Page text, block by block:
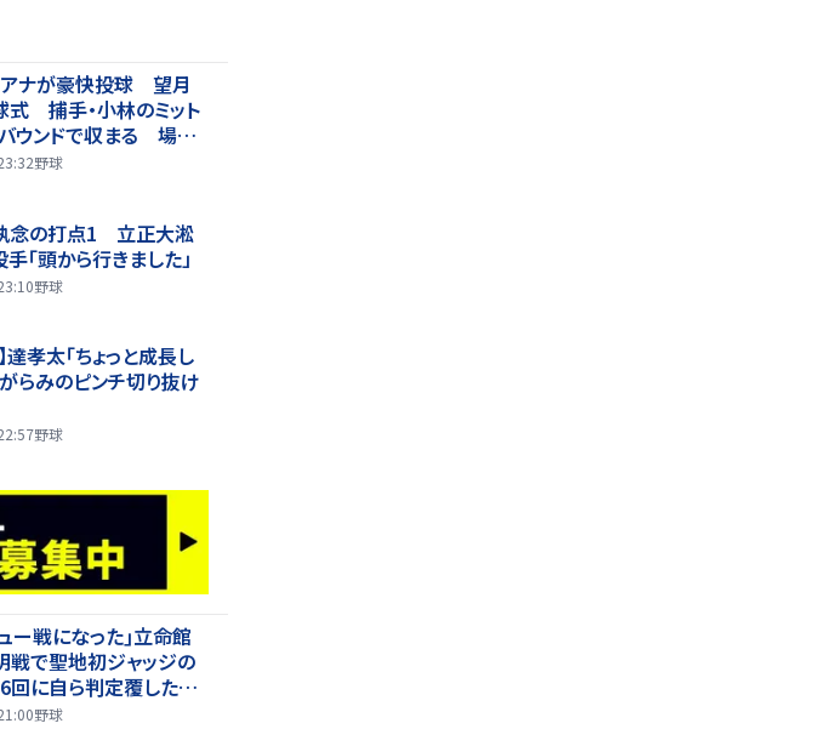
アナが豪快投球 望月
捕手・小林のミット
ウンドで収まる 場内
野球
念の打点1 立正大淞
「頭から行きました」
野球
達孝太「ちょっと成長し
らみのピンチ切り抜け
野球
ー戦になった｣立命館
戦で聖地初ジャッジの
回に自ら判定覆したプ
26年夏甲子園】
野球